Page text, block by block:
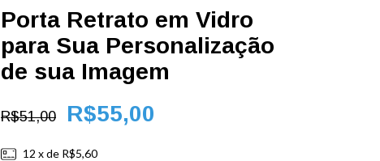
Porta Retrato em Vidro
para Sua Personalização
de sua Imagem
R$51,00 R$55,00
12 x de R$5,60